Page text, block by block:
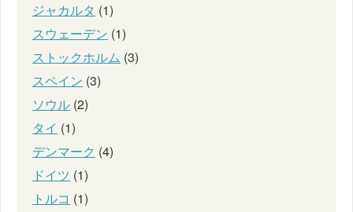
ジャカルタ (1)
スウェーデン (1)
ストックホルム (3)
スペイン (3)
ソウル (2)
タイ (1)
デンマーク (4)
ドイツ (1)
トルコ (1)